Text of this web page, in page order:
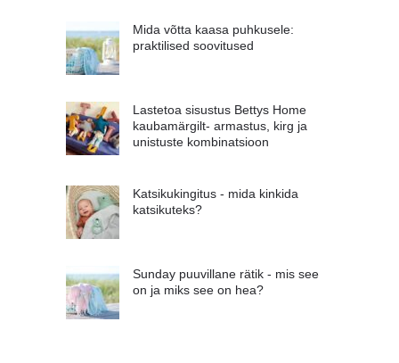
Mida võtta kaasa puhkusele:
praktilised soovitused
Lastetoa sisustus Bettys Home
kaubamärgilt- armastus, kirg ja
unistuste kombinatsioon
Katsikukingitus - mida kinkida
katsikuteks?
Sunday puuvillane rätik - mis see
on ja miks see on hea?